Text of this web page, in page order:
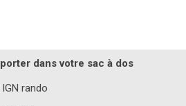
dans votre sac à dos
rando